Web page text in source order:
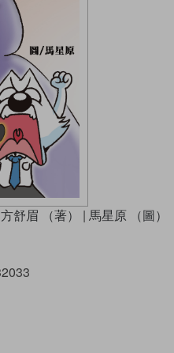
方舒眉 （著） | 馬星原 （圖）